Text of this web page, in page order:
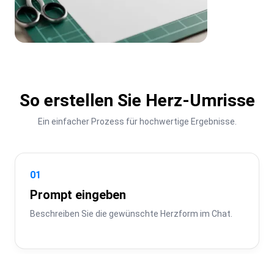
So erstellen Sie Herz-Umrisse
Ein einfacher Prozess für hochwertige Ergebnisse.
01
Prompt eingeben
Beschreiben Sie die gewünschte Herzform im Chat.